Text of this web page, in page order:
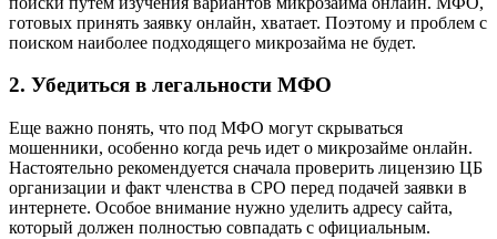
готовых принять заявку онлайн, хватает. Поэтому и проблем с
поиском наиболее подходящего микрозайма не будет.
2. Убедиться в легальности МФО
Еще важно понять, что под МФО могут скрываться
мошенники, особенно когда речь идет о микрозайме онлайн.
Настоятельно рекомендуется сначала проверить лицензию ЦБ
организации и факт членства в СРО перед подачей заявки в
интернете. Особое внимание нужно уделить адресу сайта,
который должен полностью совпадать с официальным.